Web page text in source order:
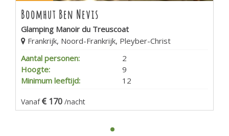
Boomhut Ben Nevis
Glamping Manoir du Treuscoat
Frankrijk, Noord-Frankrijk, Pleyber-Christ
Aantal personen:
2
Hoogte:
9
Minimum leeftijd:
12
Vanaf 170 /nacht